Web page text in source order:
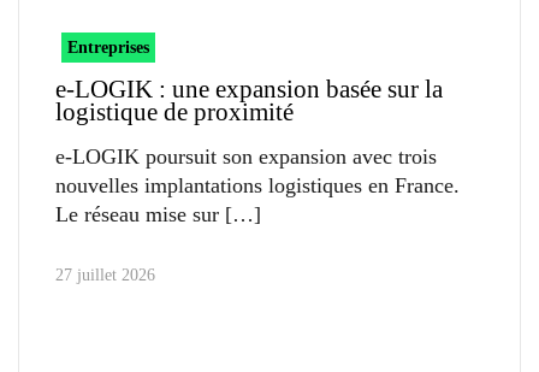
Entreprises
e-LOGIK : une expansion basée sur la
logistique de proximité
e-LOGIK poursuit son expansion avec trois
nouvelles implantations logistiques en France.
Le réseau mise sur
27 juillet 2026